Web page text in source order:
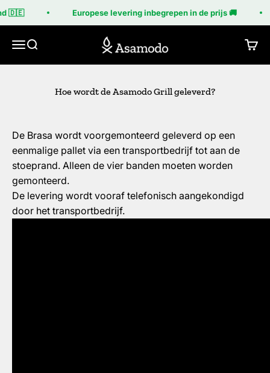
Naar inhoud
🇩🇪 Europese levering inbegrepen in de prijs 🚚
MenuZoeken Asamodo
Hoe wordt de Asamodo Grill geleverd?
De Brasa wordt voorgemonteerd geleverd op een
eenmalige pallet via een transportbedrijf tot aan de
stoeprand. Alleen de vier banden moeten worden
gemonteerd.
De levering wordt vooraf telefonisch aangekondigd
door het transportbedrijf.